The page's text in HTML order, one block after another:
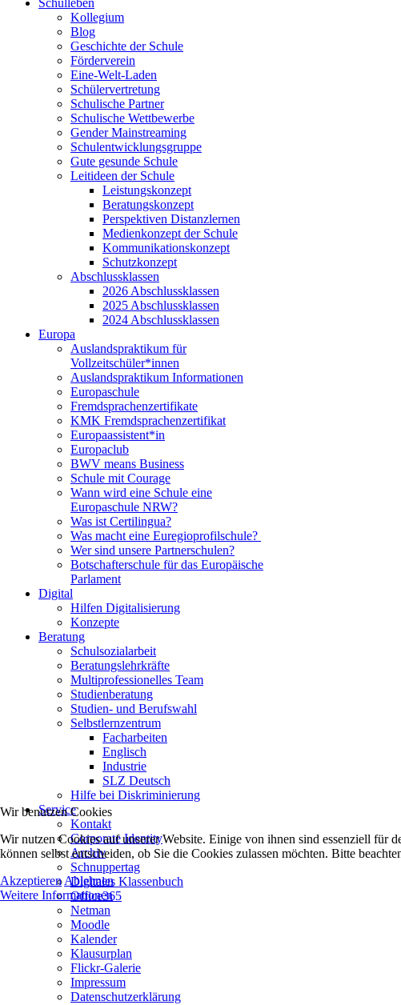
Schulleben
Kollegium
Blog
Geschichte der Schule
Förderverein
Eine-Welt-Laden
Schülervertretung
Schulische Partner
Schulische Wettbewerbe
Gender Mainstreaming
Schulentwicklungsgruppe
Gute gesunde Schule
Leitideen der Schule
Leistungskonzept
Beratungskonzept
Perspektiven Distanzlernen
Medienkonzept der Schule
Kommunikationskonzept
Schutzkonzept
Abschlussklassen
2026 Abschlussklassen
2025 Abschlussklassen
2024 Abschlussklassen
Europa
Auslandspraktikum für
Vollzeitschüler*innen
Auslandspraktikum Informationen
Europaschule
Fremdsprachenzertifikate
KMK Fremdsprachenzertifikat
Europaassistent*in
Europaclub
BWV means Business
Schule mit Courage
Wann wird eine Schule eine
Europaschule NRW?
Was ist Certilingua?
Was macht eine Euregioprofilschule?
Wer sind unsere Partnerschulen?
Botschafterschule für das Europäische
Parlament
Digital
Hilfen Digitalisierung
Konzepte
Beratung
Schulsozialarbeit
Beratungslehrkräfte
Multiprofessionelles Team
Studienberatung
Studien- und Berufswahl
Selbstlernzentrum
Facharbeiten
Englisch
Industrie
SLZ Deutsch
Hilfe bei Diskriminierung
Service
Kontakt
Corporate Identity
Archiv
Schnuppertag
Digitales Klassenbuch
Office365
Netman
Moodle
Kalender
Klausurplan
Flickr-Galerie
Impressum
Datenschutzerklärung
Wir benutzen Cookies
Wir nutzen Cookies auf unserer Website. Einige von ihnen sind essenziell für
können selbst entscheiden, ob Sie die Cookies zulassen möchten. Bitte
Akzeptieren Ablehnen
Weitere Informationen